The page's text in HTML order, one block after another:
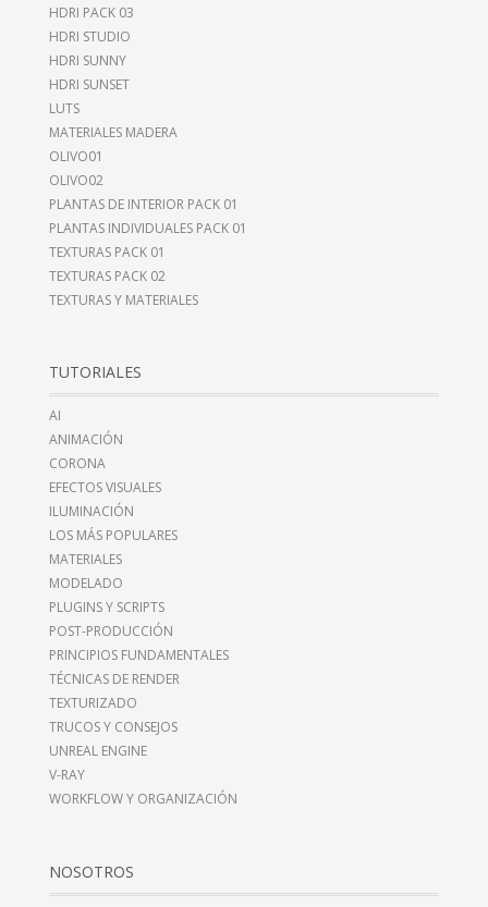
HDRI PACK 03
HDRI STUDIO
HDRI SUNNY
HDRI SUNSET
LUTS
MATERIALES MADERA
OLIVO01
OLIVO02
PLANTAS DE INTERIOR PACK 01
PLANTAS INDIVIDUALES PACK 01
TEXTURAS PACK 01
TEXTURAS PACK 02
TEXTURAS Y MATERIALES
TUTORIALES
AI
ANIMACIÓN
CORONA
EFECTOS VISUALES
ILUMINACIÓN
LOS MÁS POPULARES
MATERIALES
MODELADO
PLUGINS Y SCRIPTS
POST-PRODUCCIÓN
PRINCIPIOS FUNDAMENTALES
TÉCNICAS DE RENDER
TEXTURIZADO
TRUCOS Y CONSEJOS
UNREAL ENGINE
V-RAY
WORKFLOW Y ORGANIZACIÓN
NOSOTROS